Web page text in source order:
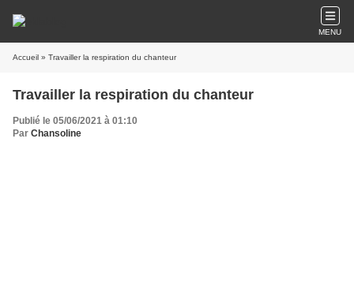
MENU
Accueil » Travailler la respiration du chanteur
Travailler la respiration du chanteur
Publié le 05/06/2021 à 01:10
Par Chansoline